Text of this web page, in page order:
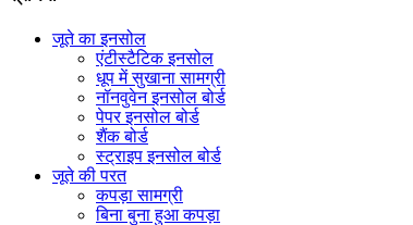
जूते का इनसोल
एंटीस्टैटिक इनसोल
धूप में सुखाना सामग्री
नॉनवुवेन इनसोल बोर्ड
पेपर इनसोल बोर्ड
शैंक बोर्ड
स्ट्राइप इनसोल बोर्ड
जूते की परत
कपड़ा सामग्री
बिना बुना हुआ कपड़ा